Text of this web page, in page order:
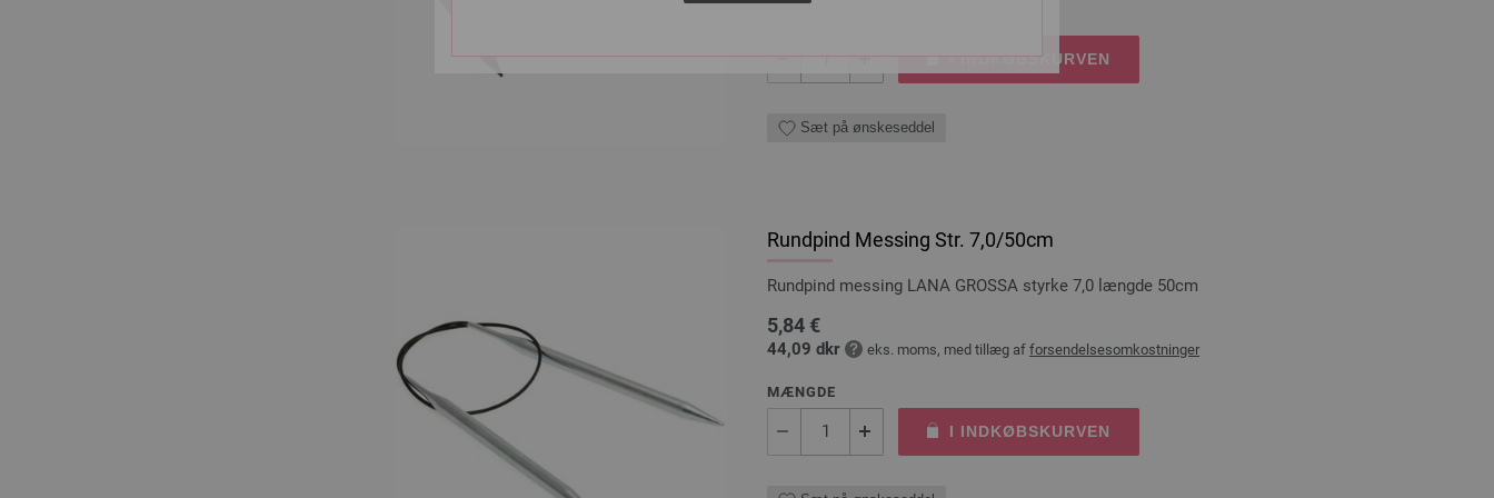
I INDKØBSKURVEN
Sæt på ønskeseddel
Rundpind Messing Str. 7,0/50cm
Rundpind messing LANA GROSSA styrke 7,0 længde 50cm
5,84 €
44,09 dkr eks. moms, med tillæg af forsendelsesomkostninger
MÆNGDE
I INDKØBSKURVEN